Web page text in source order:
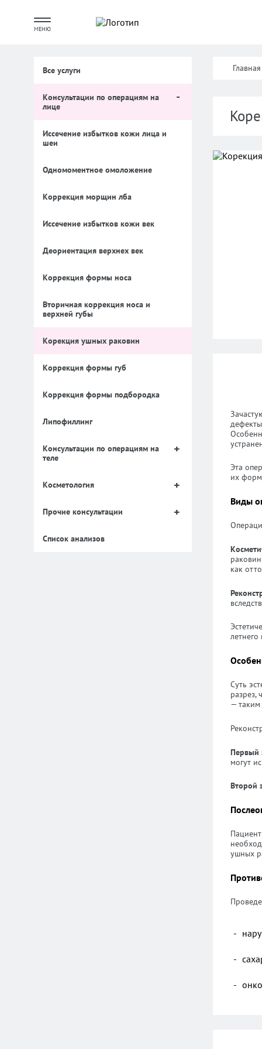
МЕНЮ
Главная
Эта
их
Виды
как
Суть
разрез,
—
Первый
могут
Второй
ушных
Все услуги
Консультации по операциям на
лице
Иссечение избытков кожи лица и
шеи
Одномоментное омоложение
Коррекция морщин лба
Иссечение избытков кожи век
Деориентация верхнех век
Коррекция формы носа
Вторичная коррекция носа и
верхней губы
Корекция ушных раковин
Коррекция формы губ
Коррекция формы подбородка
Липофиллинг
Консультации по операциям на
теле
Косметология
Прочие консультации
Список анализов